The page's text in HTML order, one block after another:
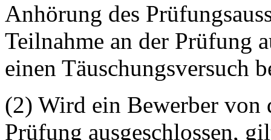
Anhörung des
Teilnahme an der Prüfung
einen Täuschungsversuch
(2) Wird ein Bewerber von
Prüfung ausgeschlossen,